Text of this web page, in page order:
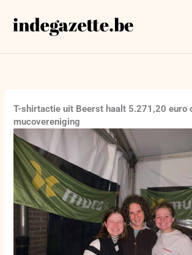
naar
T-shirtactie uit Beerst haalt 5.271,20 euro
mucovereniging